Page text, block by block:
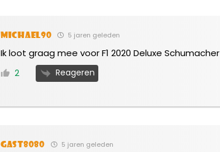
michael90 5 jaren geleden
Ik loot graag mee voor F1 2020 Deluxe
2 Reageren
Gast8080 5 jaren geleden